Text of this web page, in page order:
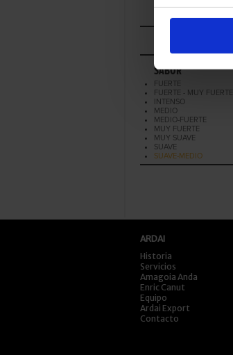
POR
FAMILIA
SABOR
FUERTE
FUERTE - MUY FUERTE
INTENSO
MEDIO
MEDIO-FUERTE
MUY FUERTE
MUY SUAVE
SUAVE
SUAVE-MEDIO
ARDAI
Historia
Servicios
Amagoia Anda
Enric Canut
Equipo
Ardai Export
Contacto